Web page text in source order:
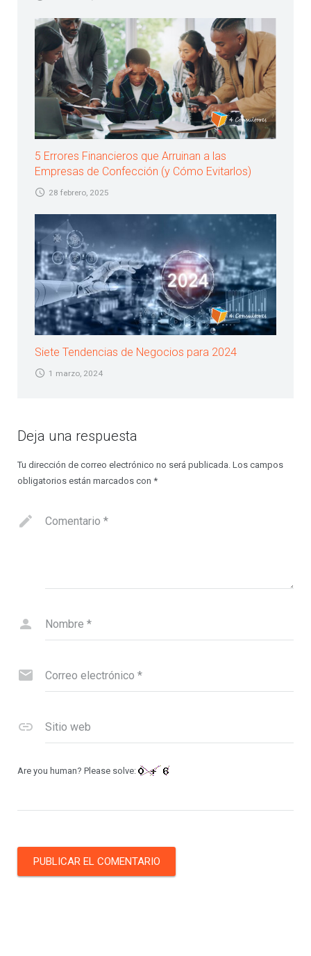
5 Errores Financieros que Arruinan a las
Empresas de Confección (y Cómo Evitarlos)
28 febrero, 2025
Siete Tendencias de Negocios para 2024
1 marzo, 2024
Deja una respuesta
Tu dirección de correo electrónico no será publicada. Los campos
obligatorios están marcados con *
Comentario *
Nombre *
Correo electrónico *
Sitio web
Are you human? Please solve: